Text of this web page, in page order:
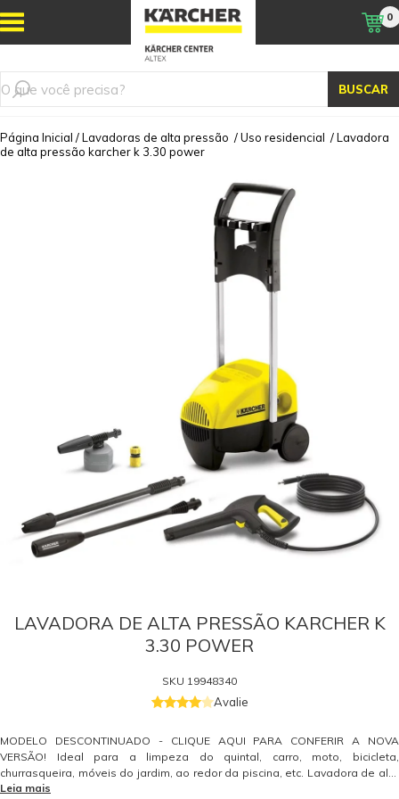
BUSCAR
0
Página Inicial /Lavadoras de alta pressão /Uso residencial /Lavadora
de alta pressão karcher k 3.30 power
LAVADORA DE ALTA PRESSÃO KARCHER K
3.30 POWER
SKU 19948340
Avalie
MODELO DESCONTINUADO - CLIQUE AQUI PARA CONFERIR A NOVA
VERSÃO! Ideal para a limpeza do quintal, carro, moto, bicicleta,
churrasqueira, móveis do jardim, ao redor da piscina, etc. Lavadora de alta
pressão que se apresenta como grande opção de conforto ao usuário com
Leia mais